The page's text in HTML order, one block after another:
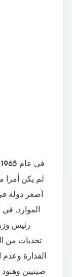
لم يكن أمرا
أصغر دولة
الموارد.
رئيس
تحديات من
القذارة
صينيين